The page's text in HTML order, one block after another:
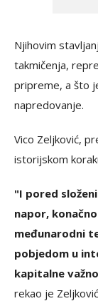
Njihovim
takmičenja,
pripreme, a što
napredovanje.
Vico Zeljković,
istorijskom
"I pored
napor,
međunarodni
pobjedom u
kapitalne
rekao je